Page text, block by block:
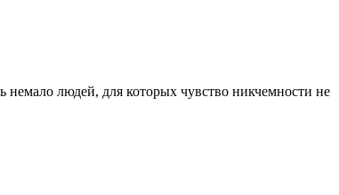
людей, для которых чувство никчемности не